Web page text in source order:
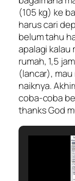
(105 kg) ke
harus cari
belum tahu
apalagi kalau
rumah, 1,5
(lancar),
naiknya.
coba-coba
thanks God